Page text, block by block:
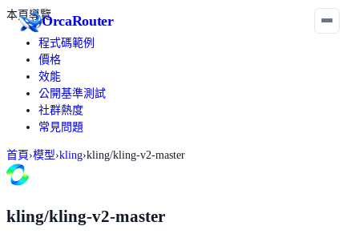
OrcaRouter
本頁導覽
程式碼範例
價格
效能
公開基準測試
社群熱度
常見問題
首頁 ›模型›kling›kling/kling-v2-master
kling/kling-v2-master